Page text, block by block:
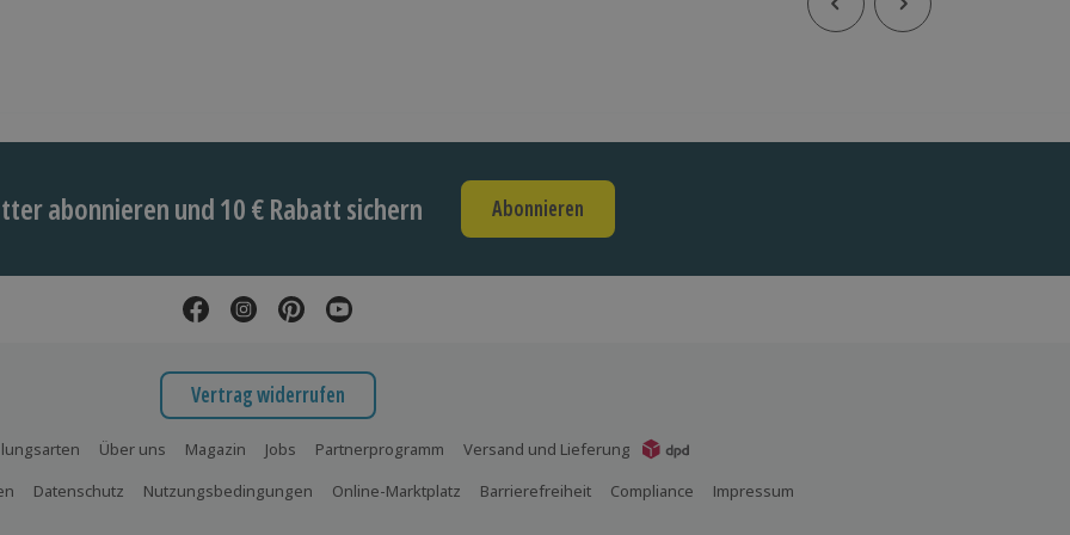
abonnieren und 10 € Rabatt sichern Abonnieren
Vertrag widerrufen
Über uns Magazin Jobs Partnerprogramm
Versand und Lieferung
Datenschutz Nutzungsbedingungen Online-Marktplatz Barrierefreiheit Compliance Impressum